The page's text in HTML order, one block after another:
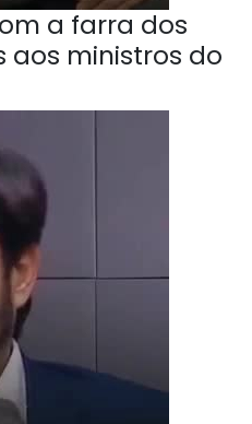
a farra dos
aos ministros do